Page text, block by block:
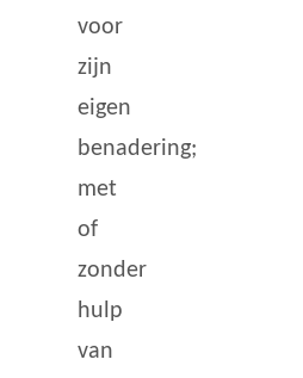
voor
zijn
eigen
benadering;
met
of
zonder
hulp
van